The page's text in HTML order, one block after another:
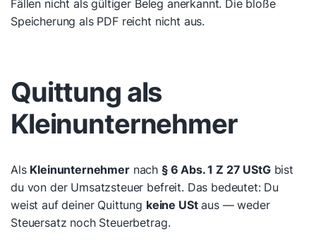
Fällen nicht als gültiger Beleg anerkannt. Die bloße
Speicherung als PDF reicht nicht aus.
Quittung als
Kleinunternehmer
Als Kleinunternehmernach § 6 Abs. 1 Z 27 UStGbist
du von der Umsatzsteuer befreit. Das bedeutet: Du
weist auf deiner Quittung keine UStaus — weder
Steuersatz noch Steuerbetrag.